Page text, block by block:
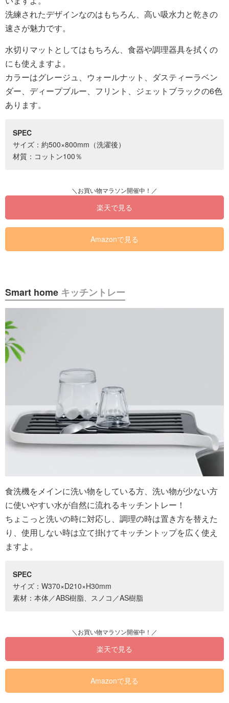
洗練されたデザインなのはもちろん、高い吸水力と乾きの
速さが魅力です。
水切りマットとしてはもちろん、食器や調理器具を拭くの
にも使えますよ。
カラーはグレージュ、ウォールナット、ダスティーラベン
ダー、ディープブルー、フリント、ジェットブラックの6色
あります。
SPEC
サイズ：約500×800mm（洗濯後）
材質：コットン100％
楽天で見る
Amazonで見る
Smart home キッチントレー
食洗機をメインに洗い物をしている方、洗い物が少ない方
に使いやすい水が自然に流れるキッチントレー！
ちょこっと洗いの時に対応し、調理の時は置き方を替えた
り、使用しない時は立て掛けてキッチントップを広く使え
ますよ。
SPEC
サイズ：W370×D210×H30mm
素材：本体／ABS樹脂、スノコ／AS樹脂
楽天で見る
Amazonで見る